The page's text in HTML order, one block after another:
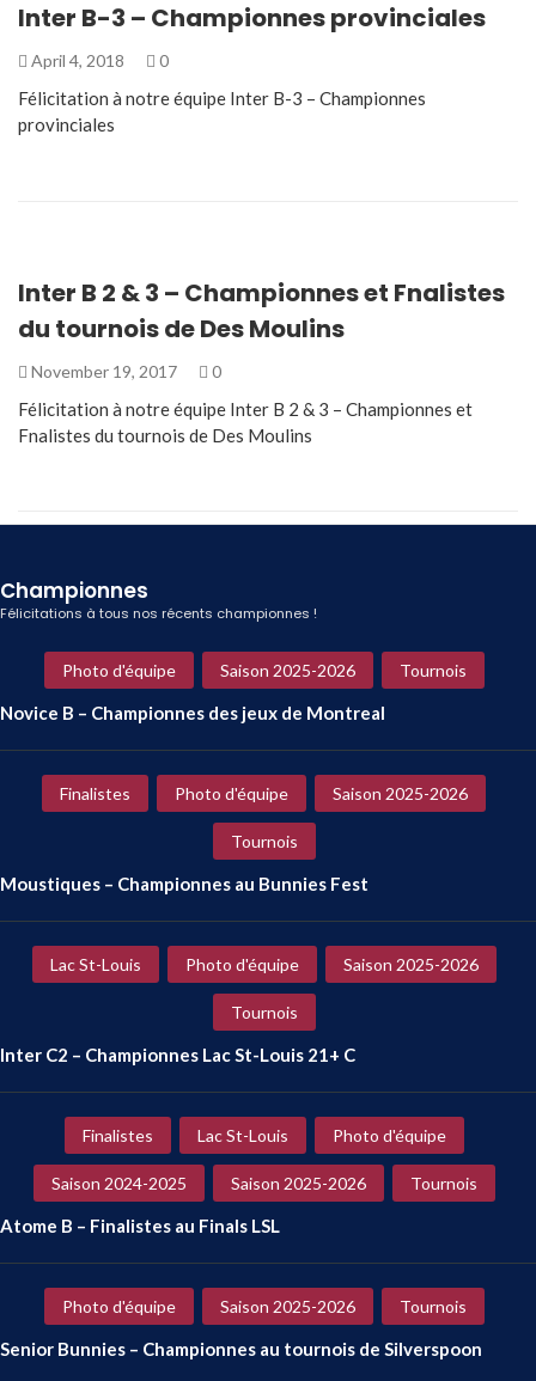
Inter B-3 – Championnes provinciales
April 4, 2018 0
Félicitation à notre équipe Inter B-3 – Championnes
provinciales
Inter B 2 & 3 – Championnes et Fnalistes
du tournois de Des Moulins
November 19, 2017 0
Félicitation à notre équipe Inter B 2 & 3 – Championnes et
Fnalistes du tournois de Des Moulins
Championnes
Félicitations à tous nos récents championnes !
Photo d'équipe Saison 2025-2026 Tournois
Novice B – Championnes des jeux de Montreal
Finalistes Photo d'équipe Saison 2025-2026
Tournois
Moustiques – Championnes au Bunnies Fest
Lac St-Louis Photo d'équipe Saison 2025-2026
Tournois
Inter C2 – Championnes Lac St-Louis 21+ C
Finalistes Lac St-Louis Photo d'équipe
Saison 2024-2025 Saison 2025-2026 Tournois
Atome B – Finalistes au Finals LSL
Photo d'équipe Saison 2025-2026 Tournois
Senior Bunnies – Championnes au tournois de Silverspoon